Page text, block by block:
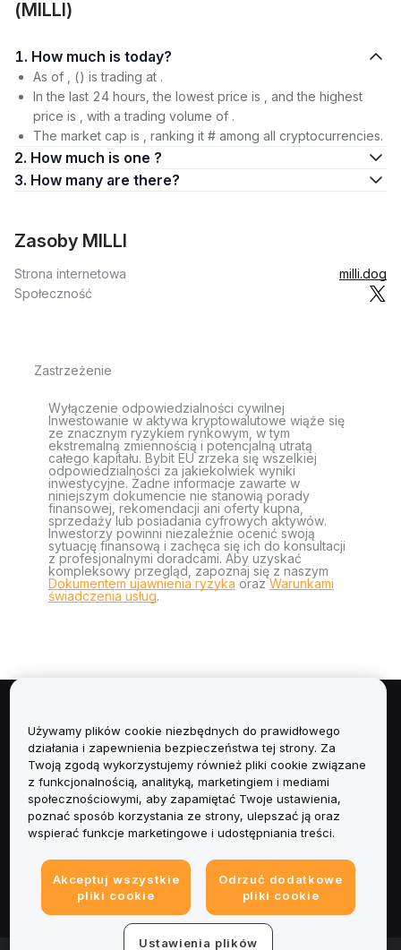
(MILLI)
1. How much is today?
As of , () is trading at .
In the last 24 hours, the lowest price is , and the highest
price is , with a trading volume of .
The market cap is , ranking it # among all cryptocurrencies.
2. How much is one ?
3. How many are there?
Zasoby MILLI
Strona internetowa
milli.dog
Społeczność
Zastrzeżenie
Wyłączenie odpowiedzialności cywilnej
Inwestowanie w aktywa kryptowalutowe wiąże się
ze znacznym ryzykiem rynkowym, w tym
ekstremalną zmiennością i potencjalną utratą
całego kapitału. Bybit EU zrzeka się wszelkiej
odpowiedzialności za jakiekolwiek wyniki
inwestycyjne. Żadne informacje zawarte w
niniejszym dokumencie nie stanowią porady
finansowej, rekomendacji ani oferty kupna,
sprzedaży lub posiadania cyfrowych aktywów.
Inwestorzy powinni niezależnie ocenić swoją
sytuację finansową i zachęca się ich do konsultacji
z profesjonalnymi doradcami. Aby uzyskać
kompleksowy przegląd, zapoznaj się z naszym
Dokumentem ujawnienia ryzyka orazWarunkami
świadczenia usług.
Informacje
Usługi
Obsługa Klienta
Informacje prawne
Używamy plików cookie niezbędnych do prawidłowego
działania i zapewnienia bezpieczeństwa tej strony. Za
Twoją zgodą wykorzystujemy również pliki cookie związane
z funkcjonalnością, analityką, marketingiem i mediami
społecznościowymi, aby zapamiętać Twoje ustawienia,
poznać sposób korzystania ze strony, ulepszać ją oraz
wspierać funkcje marketingowe i udostępniania treści.
Akceptuj wszystkie
pliki cookie
Odrzuć dodatkowe
pliki cookie
Ustawienia plików